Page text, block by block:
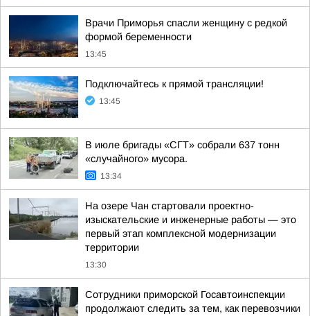
Врачи Приморья спасли женщину с редкой
формой беременности
13:45
Подключайтесь к прямой трансляции!
13:45
В июле бригады «СГТ» собрали 637 тонн
«случайного» мусора.
13:34
На озере Чан стартовали проектно-
изыскательские и инженерные работы — это
первый этап комплексной модернизации
территории
13:30
Сотрудники приморской Госавтоинспекции
продолжают следить за тем, как перевозчики